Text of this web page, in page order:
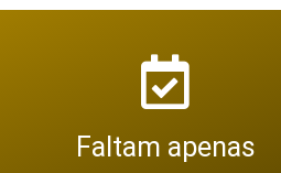
Faltam apenas